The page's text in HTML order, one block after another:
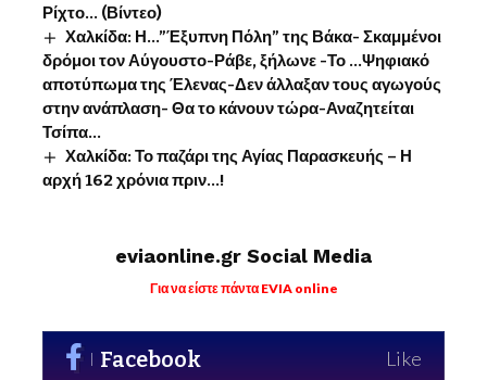
Ρίχτο… (Βίντεο)
Χαλκίδα: Η…”Έξυπνη Πόλη” της Βάκα- Σκαμμένοι
δρόμοι τον Αύγουστο-Ράβε, ξήλωνε -Το …Ψηφιακό
αποτύπωμα της Έλενας-Δεν άλλαξαν τους αγωγούς
στην ανάπλαση- Θα το κάνουν τώρα-Αναζητείται
Τσίπα…
Χαλκίδα: Το παζάρι της Αγίας Παρασκευής – Η
αρχή 162 χρόνια πριν…!
eviaonline.gr Social Media
Για να είστε πάντα EVIA online
Facebook Like